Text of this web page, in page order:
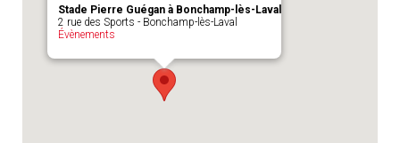
Stade Pierre Guégan à Bonchamp-lès-Laval
2 rue des Sports - Bonchamp-lès-Laval
Évènements